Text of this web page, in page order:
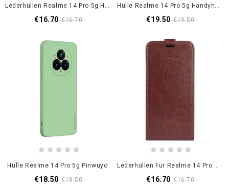
Lederhüllen Realme 14 Pro 5g Handyhülle Blaue Schmetterlinge Und Blumen
€16.70 €16.70
Hülle Realme 14 Pro 5g Handyhülle Xundd
€19.50 €19.50
Hülle Realme 14 Pro 5g Pinwuyo
€18.50 €18.50
Lederhüllen Für Realme 14 Pro 5g Vertikale Klappe
€16.70 €16.70